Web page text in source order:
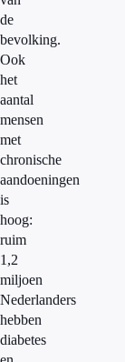
de
bevolking.
Ook
het
aantal
mensen
met
chronische
aandoeningen
is
hoog:
ruim
1,2
miljoen
Nederlanders
hebben
diabetes